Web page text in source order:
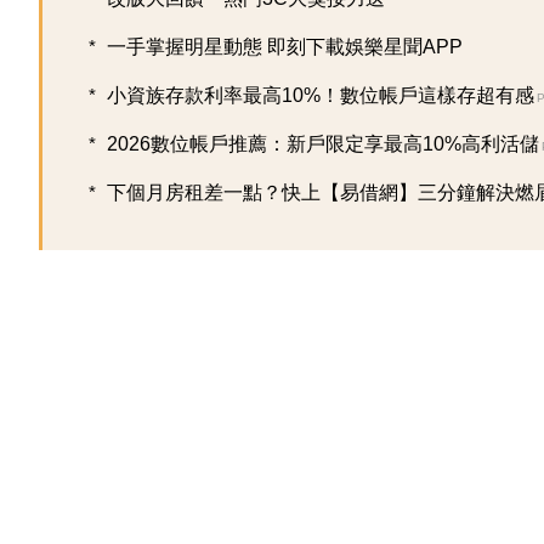
一手掌握明星動態 即刻下載娛樂星聞APP
小資族存款利率最高10%！數位帳戶這樣存超有感
2026數位帳戶推薦：新戶限定享最高10%高利活儲
下個月房租差一點？快上【易借網】三分鐘解決燃